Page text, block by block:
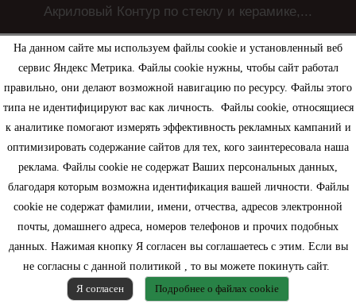
На данном сайте мы используем файлы cookie и установленный веб
сервис Яндекс Метрика. Файлы cookie нужны, чтобы сайт работал
правильно, они делают возможной навигацию по ресурсу. Файлы этого
типа не идентифицируют вас как личность. Файлы cookie, относящиеся
к аналитике помогают измерять эффективность рекламных кампаний и
оптимизировать содержание сайтов для тех, кого заинтересовала наша
реклама. Файлы cookie не содержат Ваших персональных данных,
благодаря которым возможна идентификация вашей личности. Файлы
cookie не содержат фамилии, имени, отчества, адресов электронной
почты, домашнего адреса, номеров телефонов и прочих подобных
данных. Нажимая кнопку Я согласен вы соглашаетесь с этим. Если вы
не согласны с данной политикой , то вы можете покинуть сайт.
Я согласен
Подробнее о файлах cookie
Акриловый Контур по стеклу и керамике,...
140,00 руб.
В корзину подробнее
Нет в наличии
Показать все
1 2 3
Показано 1 - 24 из 54 товаров